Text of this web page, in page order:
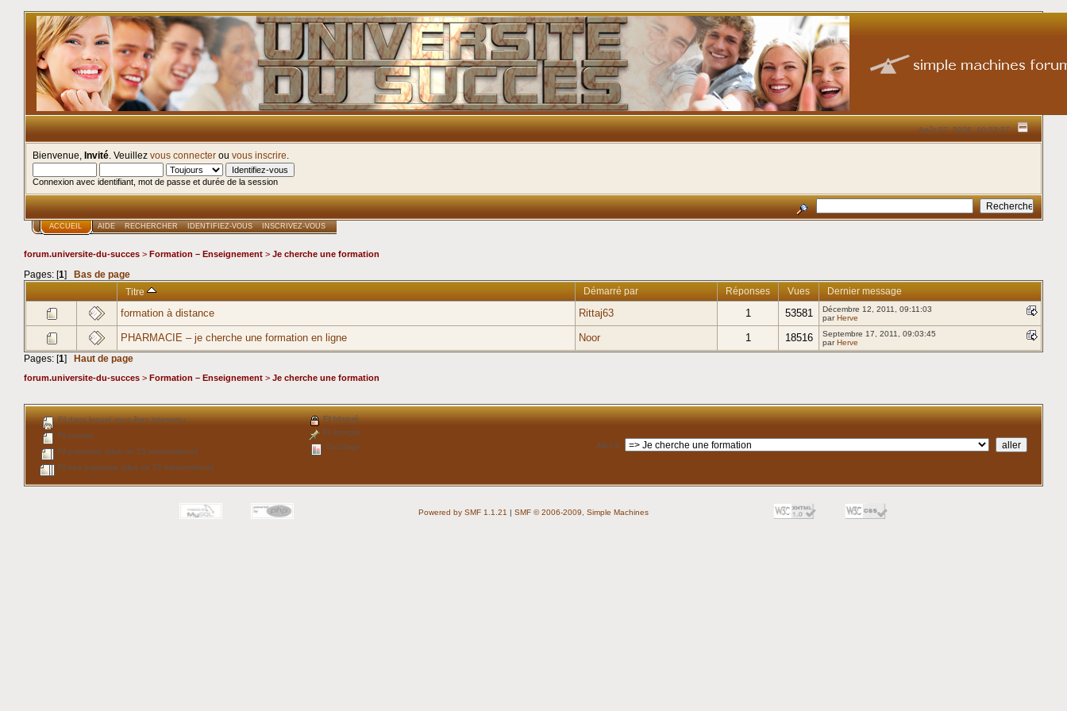
Août 07, 2026, 10:53:27
Bienvenue, Invité . Veuillez vous connecter ou vous inscrire
Connexion avec identifiant, mot de passe et durée de la session
ACCUEIL AIDE RECHERCHER IDENTIFIEZ-VOUS INSCRIVEZ-VOUS
forum.universite-du-succes > Formation – Enseignement > Je cherche une formation
Pages: [1] Bas de page
Titre
Démarré par Réponses Vues Dernier message
formation à distance Rittaj63 1 53581
Décembre 12, 2011, 09:11:03
parHerve
PHARMACIE – je cherche une formation en ligne Noor 1 18516
Septembre 17, 2011, 09:03:45
parHerve
Pages: [1] Haut de page
forum.universite-du-succes > Formation – Enseignement > Je cherche une formation
Fil dans lequel vous êtes intervenu
Fil normal
Fil populaire (plus de 15 interventions)
Fil très populaire (plus de 25 interventions)
Fil bloqué
Fil épinglé
Sondage
Aller à:
Powered by SMF 1.1.21 | SMF © 2006-2009, Simple Machines